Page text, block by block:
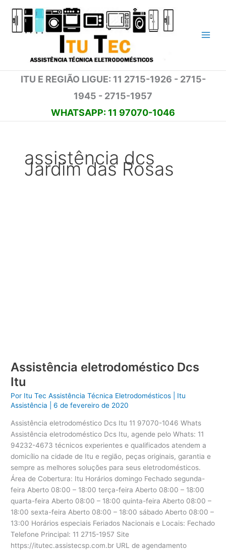
para
ITU E REGIÃO LIGUE: 11 2715-1926 - 2715-
1945 - 2715-1957
WHATSAPP: 11 97070-1046
assistência dcs
Jardim das Rosas
Assistência eletrodoméstico Dcs
Itu
Por Itu Tec Assistência Técnica Eletrodomésticos
Itu
Assistência |6 de fevereiro de 2020
Assistência eletrodoméstico Dcs Itu 11 97070-1046 Whats
Assistência eletrodoméstico Dcs Itu, agende pelo Whats: 11
94232-4673 técnicos experientes e qualificados atendem a
domicílio na cidade de Itu e região, peças originais, garantia e
sempre as melhores soluções para seus eletrodomésticos.
Área de Cobertura: Itu Horários domingo Fechado segunda-
feira Aberto 08:00 – 18:00 terça-feira Aberto 08:00 – 18:00
quarta-feira Aberto 08:00 – 18:00 quinta-feira Aberto 08:00 –
18:00 sexta-feira Aberto 08:00 – 18:00 sábado Aberto 08:00 –
13:00 Horários especiais Feriados Nacionais e Locais: Fechado
Telefone Principal: 11 2715-1957 Site
https://itutec.assistecsp.com.br URL de agendamento